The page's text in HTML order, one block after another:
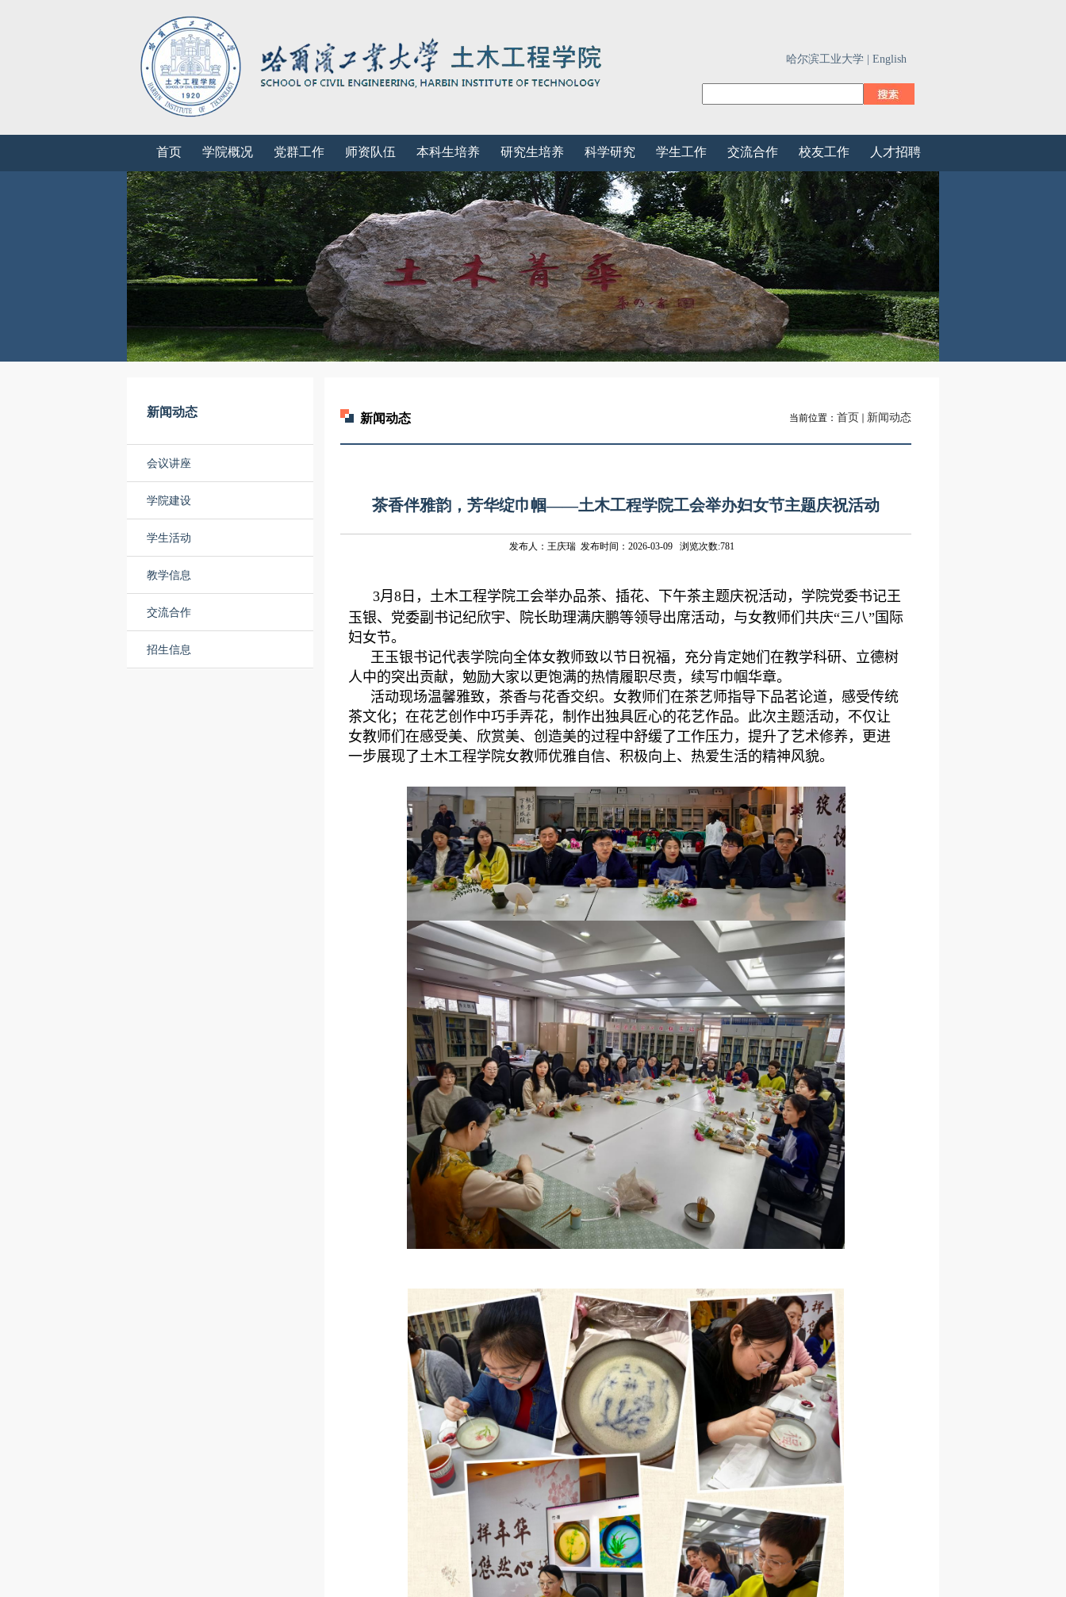
哈尔滨工业大学 | English
首页 学院概况 党群工作 师资队伍 本科生培养 研究生培养 科学研究 学生工作 交流合作 校友工作 人才招聘
新闻动态
会议讲座
学院建设
学生活动
教学信息
交流合作
招生信息
新闻动态 当前位置： 首页 新闻动态
茶香伴雅韵，芳华绽巾帼——土木工程学院工会举办妇女节主题庆祝活动
发布人：王庆瑞 发布时间：2026-03-09 浏览次数:781
3月 8日，土木工程学院工会举办品茶、插花、下午茶主题庆祝活动，学院党委书记王
玉银、党委副书记纪欣宇、院长助理满庆鹏等领导出席活动，与女教师们共庆“三八”国际
妇女节。
王玉银书记代表学院向全体女教师致以节日祝福，充分肯定她们在教学科研、立德树
人中的突出贡献，勉励大家以更饱满的热情履职尽责，续写巾帼华章。
活动现场温馨雅致，茶香与花香交织。女教师们在茶艺师指导下品茗论道，感受传统
茶文化；在花艺创作中巧手弄花，制作出独具匠心的花艺作品。此次主题活动，不仅让
女教师们在感受美、欣赏美、创造美的过程中舒缓了工作压力，提升了艺术修养，更进
一步展现了土木工程学院女教师优雅自信、积极向上、热爱生活的精神风貌。